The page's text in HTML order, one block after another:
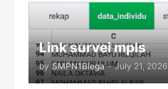
Link survei mpls
by SMPN1Blega - July 21, 2026